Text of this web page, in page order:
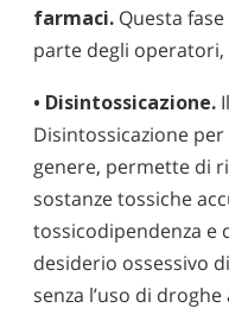
farmaci. Questa
parte degli operatori,
• Disintossicazione.
Disintossicazione
genere, permette di
sostanze tossiche
tossicodipendenza e
desiderio ossessivo
senza l’uso di